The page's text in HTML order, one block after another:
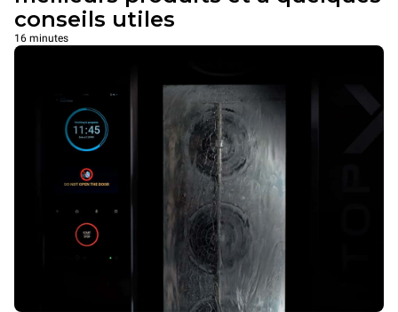
conseils utiles
16 minutes